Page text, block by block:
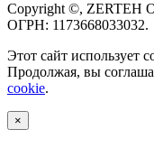
Copyright ©,
ОГРН: 1173668033032.
Этот сайт использует
Продолжая, вы
cookie.
×